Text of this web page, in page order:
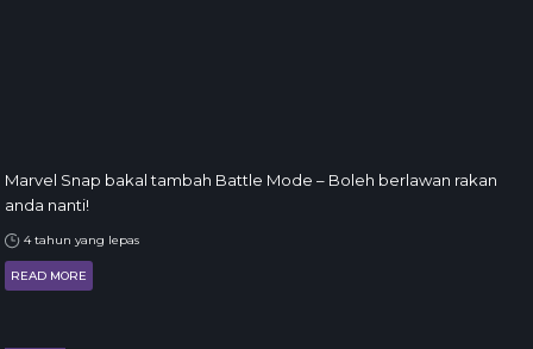
Marvel Snap bakal tambah Battle Mode – Boleh berlawan rakan
anda nanti!
4 tahun yang lepas
READ MORE